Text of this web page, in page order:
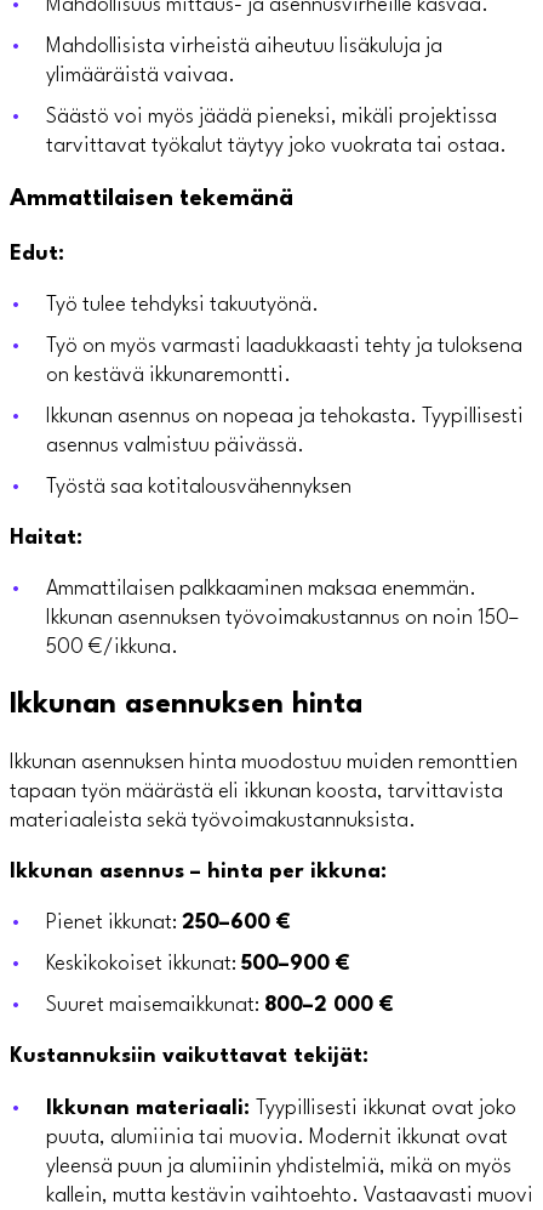
Mahdollisuus mittaus- ja asennusvirheille kasvaa.
Mahdollisista virheistä aiheutuu lisäkuluja ja
ylimääräistä vaivaa.
Säästö voi myös jäädä pieneksi, mikäli projektissa
tarvittavat työkalut täytyy joko vuokrata tai ostaa.
Ammattilaisen tekemänä
Edut:
Työ tulee tehdyksi takuutyönä.
Työ on myös varmasti laadukkaasti tehty ja tuloksena
on kestävä ikkunaremontti.
Ikkunan asennus on nopeaa ja tehokasta. Tyypillisesti
asennus valmistuu päivässä.
Työstä saa kotitalousvähennyksen
Haitat:
Ammattilaisen palkkaaminen maksaa enemmän.
Ikkunan asennuksen työvoimakustannus on noin 150–
500 €/ikkuna.
Ikkunan asennuksen hinta
Ikkunan asennuksen hinta muodostuu muiden remonttien
tapaan työn määrästä eli ikkunan koosta, tarvittavista
materiaaleista sekä työvoimakustannuksista.
Ikkunan asennus – hinta per ikkuna:
Pienet ikkunat: 250–600 €
Keskikokoiset ikkunat: 500–900 €
Suuret maisemaikkunat: 800–2 000 €
Kustannuksiin vaikuttavat tekijät:
Ikkunan materiaali:
Tyypillisesti ikkunat ovat joko
puuta, alumiinia tai muovia. Modernit ikkunat ovat
yleensä puun ja alumiinin yhdistelmiä, mikä on myös
kallein, mutta kestävin vaihtoehto. Vastaavasti muovi